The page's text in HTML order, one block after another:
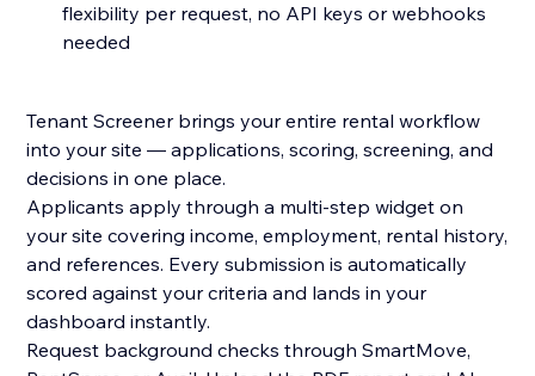
flexibility per request, no API keys or webhooks
needed
Tenant Screener brings your entire rental workflow
into your site — applications, scoring, screening, and
decisions in one place.
Applicants apply through a multi-step widget on
your site covering income, employment, rental history,
and references. Every submission is automatically
scored against your criteria and lands in your
dashboard instantly.
Request background checks through SmartMove,